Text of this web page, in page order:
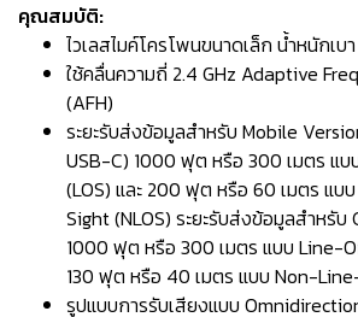
คุณสมบัติ:
ไวเลสไมค์โครโพนขนาดเล็ก น้ำหนักเบ
ใช้คลื่นความถี่ 2.4 GHz Adaptive
(AFH)
ระยะรับส่งข้อมูลสำหรับ Mobile
USB-C) 1000 ฟุต หรือ 300 เมตร แ
(LOS) และ 200 ฟุต หรือ 60 เมตร แ
Sight (NLOS) ระยะรับส่งข้อมูลสำหรับ
1000 ฟุต หรือ 300 เมตร แบบ Line-
130 ฟุต หรือ 40 เมตร แบบ Non-
รูปแบบการรับเสียงแบบ